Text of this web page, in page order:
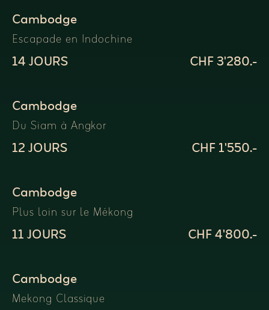
Cambodge
Escapade en Indochine
14 JOURS
CHF 3'280.-
Cambodge
Du Siam à Angkor
12 JOURS
CHF 1'550.-
Cambodge
Plus loin sur le Mékong
11 JOURS
CHF 4'800.-
Cambodge
Mekong Classique